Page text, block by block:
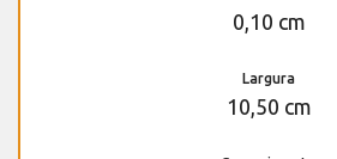
0,10 cm
Largura
10,50 cm